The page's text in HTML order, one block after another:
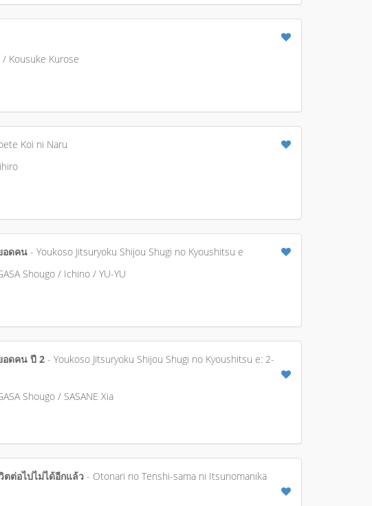
Kousuke Kurose
Koi ni Naru
อดคน - Youkoso Jitsuryoku Shijou Shugi no Kyoushitsu e
Shougo / Ichino / YU-YU
อดคน ปี 2 - Youkoso Jitsuryoku Shijou Shugi no Kyoushitsu e: 2-
Shougo / SASANE Xia
ต่อไปไม่ได้อีกแล้ว - Otonari no Tenshi-sama ni Itsunomanika